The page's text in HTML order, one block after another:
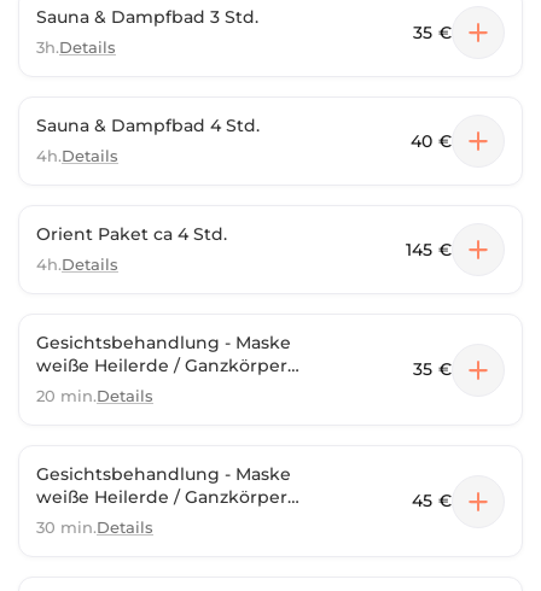
Sauna & Dampfbad 3 Std.
3h.Details
35 €
Sauna & Dampfbad 4 Std.
4h.Details
40 €
Orient Paket ca 4 Std.
4h.Details
145 €
Gesichtsbehandlung - Maske
weiße Heilerde / Ganzkörper
Braune Heilerde
20 min.Details
35 €
Gesichtsbehandlung - Maske
weiße Heilerde / Ganzkörper
Braune Heilerde
30 min.Details
45 €